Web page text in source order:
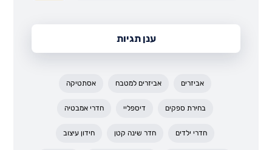
ענן תגיות
אביזרים אביזרים למטבח אסתטיקה
בחירת ספקים דיספליי חדרי אמבטיה
חדרי ילדים חדר שינה קטן חידון עיצוב